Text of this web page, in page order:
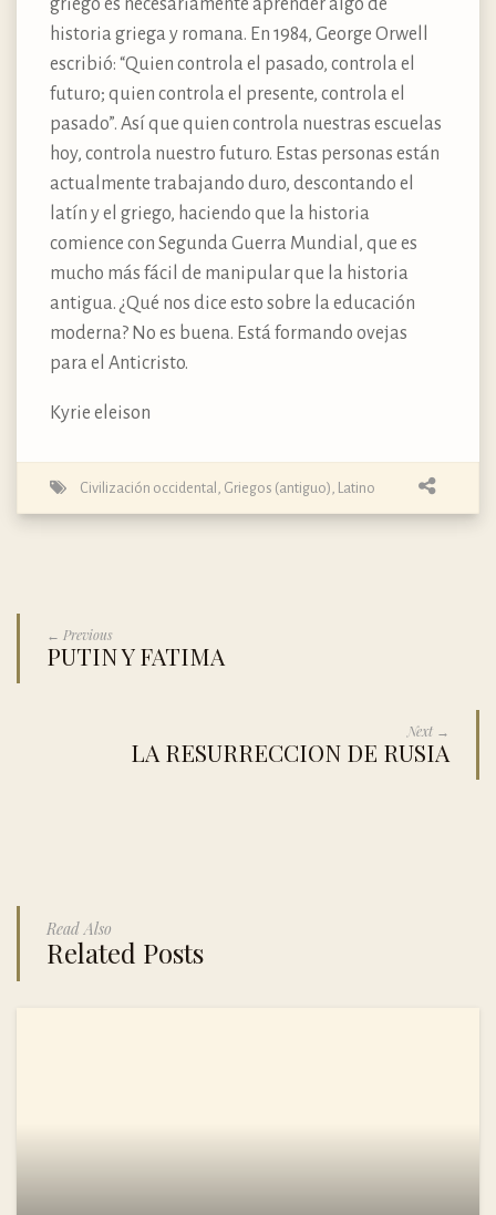
historia griega y romana. En 1984, George Orwell
escribió: “Quien controla el pasado, controla el
futuro; quien controla el presente, controla el
pasado”. Así que quien controla nuestras escuelas
hoy, controla nuestro futuro. Estas personas están
actualmente trabajando duro, descontando el
latín y el griego, haciendo que la historia
comience con Segunda Guerra Mundial, que es
mucho más fácil de manipular que la historia
antigua. ¿Qué nos dice esto sobre la educación
moderna? No es buena. Está formando ovejas
para el Anticristo.
Kyrie eleison
Civilización occidental Griegos (antiguo) Latino
← Previous
PUTIN Y FATIMA
Next →
LA RESURRECCION DE RUSIA
Read Also
Related Posts